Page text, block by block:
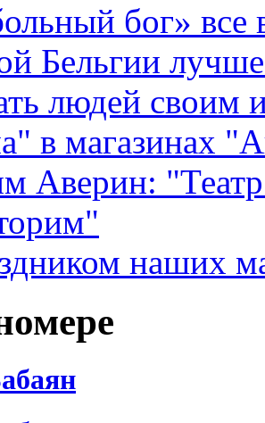
бог» все
Бельгии
людей своим
в магазинах
Аверин:
наших